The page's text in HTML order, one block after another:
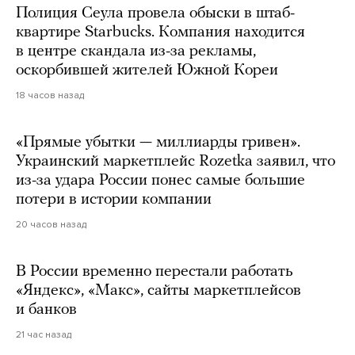
Полиция Сеула провела обыски в штаб-
квартире Starbucks. Компания находится
в центре скандала из-за рекламы,
оскорбившей жителей Южной Кореи
18 часов назад
«Прямые убытки — миллиарды гривен».
Украинский маркетплейс Rozetka заявил, что
из-за удара России понес самые большие
потери в истории компании
20 часов назад
В России временно перестали работать
«Яндекс», «Макс», сайты маркетплейсов
и банков
21 час назад